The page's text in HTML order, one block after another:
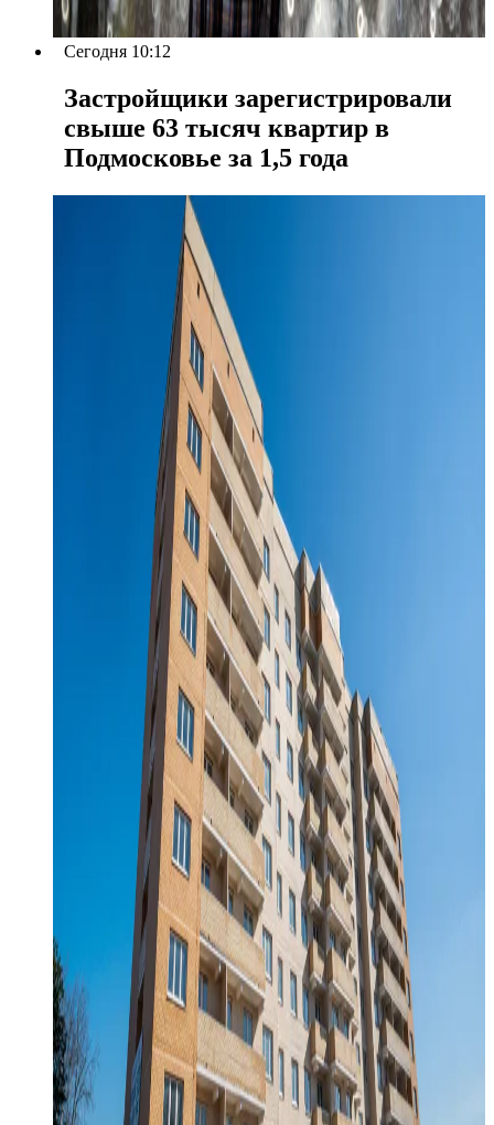
Сегодня 10:12
Застройщики зарегистрировали
свыше 63 тысяч квартир в
Подмосковье за 1,5 года